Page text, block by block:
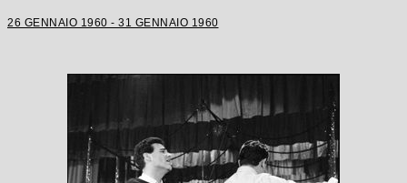
26 GENNAIO 1960 - 31 GENNAIO 1960